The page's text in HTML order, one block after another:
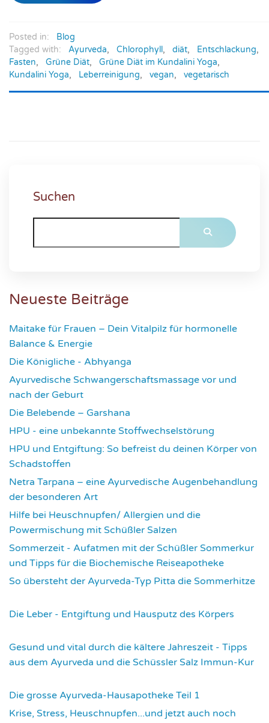
Posted in:
Blog
Tagged with:
Ayurveda, Chlorophyll, diät, Entschlackung,
Fasten, Grüne Diät, Grüne Diät im Kundalini Yoga,
Kundalini Yoga, Leberreinigung, vegan, vegetarisch
Suchen
Neueste Beiträge
Maitake für Frauen – Dein Vitalpilz für hormonelle
Balance & Energie
Die Königliche - Abhyanga
Ayurvedische Schwangerschaftsmassage vor und
nach der Geburt
Die Belebende – Garshana
HPU - eine unbekannte Stoffwechselstörung
HPU und Entgiftung: So befreist du deinen Körper von
Schadstoffen
Netra Tarpana – eine Ayurvedische Augenbehandlung
der besonderen Art
Hilfe bei Heuschnupfen/ Allergien und die
Powermischung mit Schüßler Salzen
Sommerzeit - Aufatmen mit der Schüßler Sommerkur
und Tipps für die Biochemische Reiseapotheke
So übersteht der Ayurveda-Typ Pitta die Sommerhitze
Die Leber - Entgiftung und Hausputz des Körpers
Gesund und vital durch die kältere Jahreszeit - Tipps
aus dem Ayurveda und die Schüssler Salz Immun-Kur
Die grosse Ayurveda-Hausapotheke Teil 1
Krise, Stress, Heuschnupfen...und jetzt auch noch